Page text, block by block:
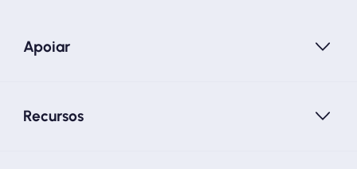
Apoiar
Recursos